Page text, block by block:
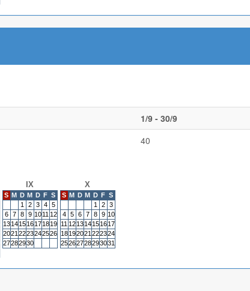
1/9 - 30/9
40
IX
S M D M D F S
1
2 3 4
5
6
7 8 9 10 11 12
13 14 15 16 17 18 19
2021 2223242526
27282930
X
S M D M D F S
1
2
3
4
5 6 7 8 9 10
11 12 13 14 15 16 17
18 192021 222324
25262728293031